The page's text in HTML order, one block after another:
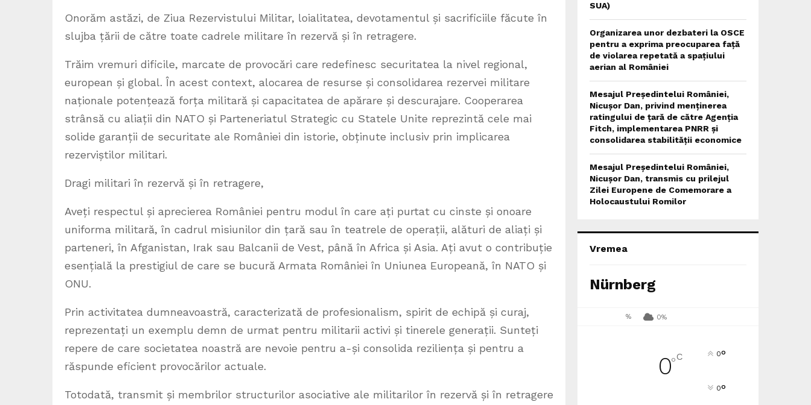
Onorăm astăzi, de Ziua Rezervistului Militar, loialitatea, devotamentul și sacrificiile făcute în
slujba țării de către toate cadrele militare în rezervă și în retragere.
Trăim vremuri dificile, marcate de provocări care redefinesc securitatea la nivel regional,
european și global. În acest context, alocarea de resurse și consolidarea rezervei militare
naționale potențează forța militară și capacitatea de apărare și descurajare. Cooperarea
strânsă cu aliații din NATO și Parteneriatul Strategic cu Statele Unite reprezintă cele mai
solide garanții de securitate ale României din istorie, obținute inclusiv prin implicarea
rezerviștilor militari.
Dragi militari în rezervă și în retragere,
Aveți respectul și aprecierea României pentru modul în care ați purtat cu cinste și onoare
uniforma militară, în cadrul misiunilor din țară sau în teatrele de operații, alături de aliați și
parteneri, în Afganistan, Irak sau Balcanii de Vest, până în Africa și Asia. Ați avut o contribuție
esențială la prestigiul de care se bucură Armata României în Uniunea Europeană, în NATO și
ONU.
Prin activitatea dumneavoastră, caracterizată de profesionalism, spirit de echipă și curaj,
reprezentați un exemplu demn de urmat pentru militarii activi și tinerele generații. Sunteți
repere de care societatea noastră are nevoie pentru a-și consolida reziliența și pentru a
răspunde eficient provocărilor actuale.
Totodată, transmit și membrilor structurilor asociative ale militarilor în rezervă și în retragere
SUA)
Organizarea unor dezbateri la OSCE
pentru a exprima preocuparea față
de violarea repetată a spațiului
aerian al României
Mesajul Președintelui României,
Nicușor Dan, privind menținerea
ratingului de țară de către Agenția
Fitch, implementarea PNRR și
consolidarea stabilității economice
Mesajul Președintelui României,
Nicușor Dan, transmis cu prilejul
Zilei Europene de Comemorare a
Holocaustului Romilor
Vremea
Nürnberg
% 0%
0°C 0°
0°